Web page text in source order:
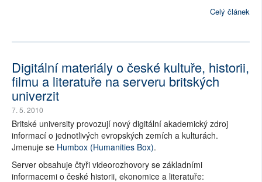
Celý článek
Digitální materiály o české kultuře, historii,
filmu a literatuře na serveru britských
univerzit
7. 5. 2010
Britské university provozují nový digitální akademický zdroj
informací o jednotlivých evropských zemích a kulturách.
Jmenuje se Humbox (Humanities Box).
Server obsahuje čtyři videorozhovory se základními
informacemi o české historii, ekonomice a literatuře: